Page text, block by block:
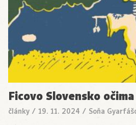
Ficovo Slovensko
články / 19. 11. 2024 / Soňa